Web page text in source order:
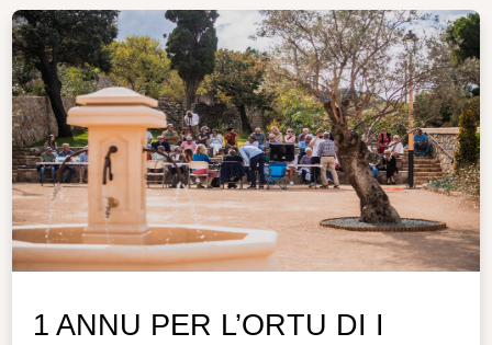
1 ANNU PER L’ORTU DI I